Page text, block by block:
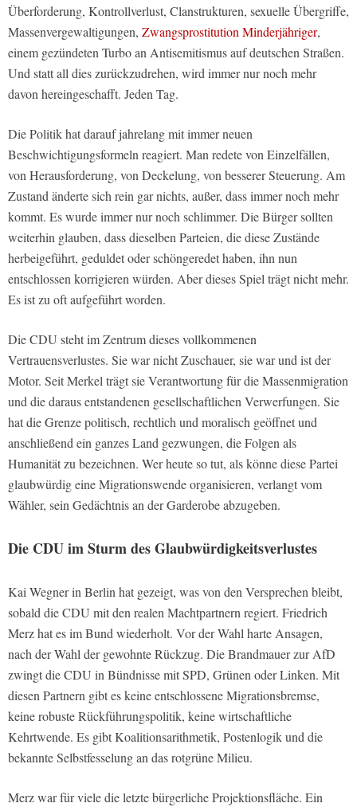
Überforderung, Kontrollverlust, Clanstrukturen, sexuelle Übergriffe,
Massenvergewaltigungen, Zwangsprostitution Minderjähriger,
einem gezündeten Turbo an Antisemitismus auf deutschen Straßen.
Und statt all dies zurückzudrehen, wird immer nur noch mehr
davon hereingeschafft. Jeden Tag.
Die Politik hat darauf jahrelang mit immer neuen
Beschwichtigungsformeln reagiert. Man redete von Einzelfällen,
von Herausforderung, von Deckelung, von besserer Steuerung. Am
Zustand änderte sich rein gar nichts, außer, dass immer noch mehr
kommt. Es wurde immer nur noch schlimmer. Die Bürger sollten
weiterhin glauben, dass dieselben Parteien, die diese Zustände
herbeigeführt, geduldet oder schöngeredet haben, ihn nun
entschlossen korrigieren würden. Aber dieses Spiel trägt nicht mehr.
Es ist zu oft aufgeführt worden.
Die CDU steht im Zentrum dieses vollkommenen
Vertrauensverlustes. Sie war nicht Zuschauer, sie war und ist der
Motor. Seit Merkel trägt sie Verantwortung für die Massenmigration
und die daraus entstandenen gesellschaftlichen Verwerfungen. Sie
hat die Grenze politisch, rechtlich und moralisch geöffnet und
anschließend ein ganzes Land gezwungen, die Folgen als
Humanität zu bezeichnen. Wer heute so tut, als könne diese Partei
glaubwürdig eine Migrationswende organisieren, verlangt vom
Wähler, sein Gedächtnis an der Garderobe abzugeben.
Die CDU im Sturm des Glaubwürdigkeitsverlustes
Kai Wegner in Berlin hat gezeigt, was von den Versprechen bleibt,
sobald die CDU mit den realen Machtpartnern regiert. Friedrich
Merz hat es im Bund wiederholt. Vor der Wahl harte Ansagen,
nach der Wahl der gewohnte Rückzug. Die Brandmauer zur AfD
zwingt die CDU in Bündnisse mit SPD, Grünen oder Linken. Mit
diesen Partnern gibt es keine entschlossene Migrationsbremse,
keine robuste Rückführungspolitik, keine wirtschaftliche
Kehrtwende. Es gibt Koalitionsarithmetik, Postenlogik und die
bekannte Selbstfesselung an das rotgrüne Milieu.
Merz war für viele die letzte bürgerliche Projektionsfläche. Ein